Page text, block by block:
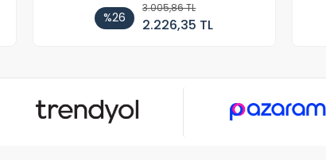
%26
3.005,86 TL
2.226,35 TL